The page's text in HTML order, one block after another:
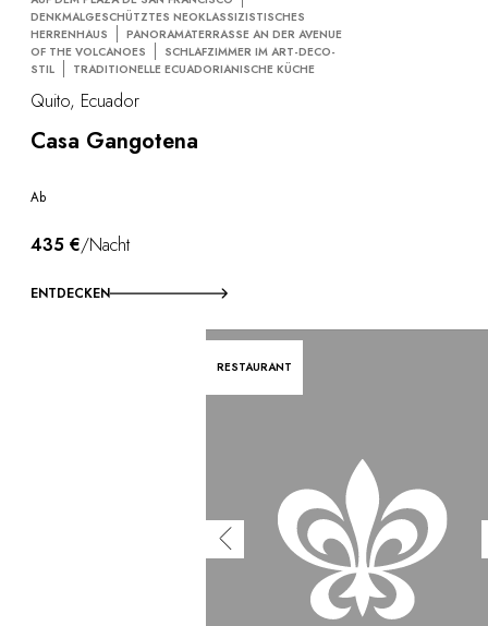
DENKMALGESCHÜTZTES NEOKLASSIZISTISCHES
HERRENHAUS
PANORAMATERRASSE AN DER AVENUE
OF THE VOLCANOES
SCHLAFZIMMER IM ART-DECO-
STIL
TRADITIONELLE ECUADORIANISCHE KÜCHE
Quito, Ecuador
Casa Gangotena
Ab
435 €/Nacht
ENTDECKEN
RESTAURANT